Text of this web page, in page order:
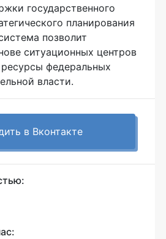
государственного
планирования
позволит
ситуационных центров
федеральных
власти.
в Вконтакте